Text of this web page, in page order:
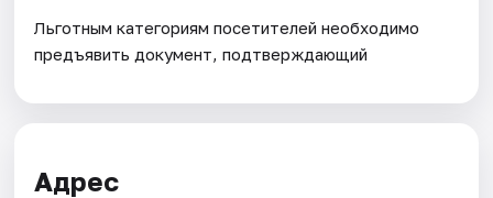
Льготным категориям посетителей необходимо
предъявить документ, подтверждающий
Адрес